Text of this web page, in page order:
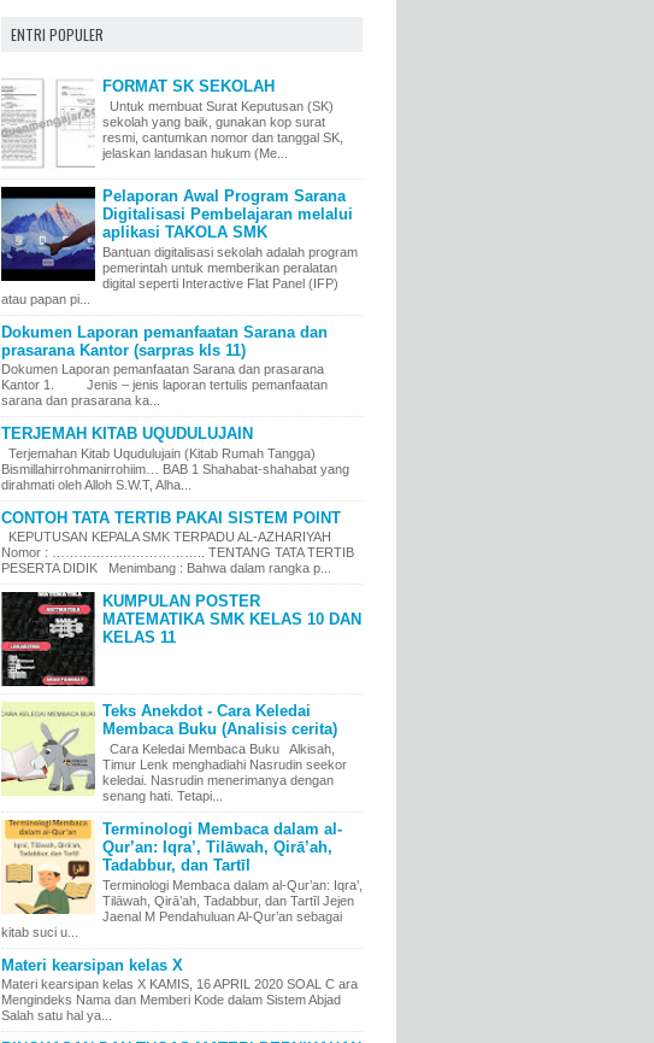
ENTRI POPULER
FORMAT SK SEKOLAH
Untuk membuat Surat Keputusan (SK)
sekolah yang baik, gunakan kop surat
resmi, cantumkan nomor dan tanggal SK,
jelaskan landasan hukum (Me...
Pelaporan Awal Program Sarana
Digitalisasi Pembelajaran melalui
aplikasi TAKOLA SMK
Bantuan digitalisasi sekolah adalah program
pemerintah untuk memberikan peralatan
digital seperti Interactive Flat Panel (IFP)
atau papan pi...
Dokumen Laporan pemanfaatan Sarana dan
prasarana Kantor (sarpras kls 11)
Dokumen Laporan pemanfaatan Sarana dan prasarana
Kantor 1. Jenis – jenis laporan tertulis pemanfaatan
sarana dan prasarana ka...
TERJEMAH KITAB UQUDULUJAIN
Terjemahan Kitab Uqudulujain (Kitab Rumah Tangga)
Bismillahirrohmanirrohiim… BAB 1 Shahabat-shahabat yang
dirahmati oleh Alloh S.W.T, Alha...
CONTOH TATA TERTIB PAKAI SISTEM POINT
KEPUTUSAN KEPALA SMK TERPADU AL-AZHARIYAH
Nomor : …………………………….. TENTANG TATA TERTIB
PESERTA DIDIK Menimbang : Bahwa dalam rangka p...
KUMPULAN POSTER
MATEMATIKA SMK KELAS 10 DAN
KELAS 11
Teks Anekdot - Cara Keledai
Membaca Buku (Analisis cerita)
Cara Keledai Membaca Buku Alkisah,
Timur Lenk menghadiahi Nasrudin seekor
keledai. Nasrudin menerimanya dengan
senang hati. Tetapi...
Terminologi Membaca dalam al-
Qur’an: Iqra’, Tilāwah, Qirā’ah,
Tadabbur, dan Tartīl
Terminologi Membaca dalam al-Qur’an: Iqra’,
Tilāwah, Qirā’ah, Tadabbur, dan Tartīl Jejen
Jaenal M Pendahuluan Al-Qur’an sebagai
kitab suci u...
Materi kearsipan kelas X
Materi kearsipan kelas X KAMIS, 16 APRIL 2020 SOAL C ara
Mengindeks Nama dan Memberi Kode dalam Sistem Abjad
Salah satu hal ya...